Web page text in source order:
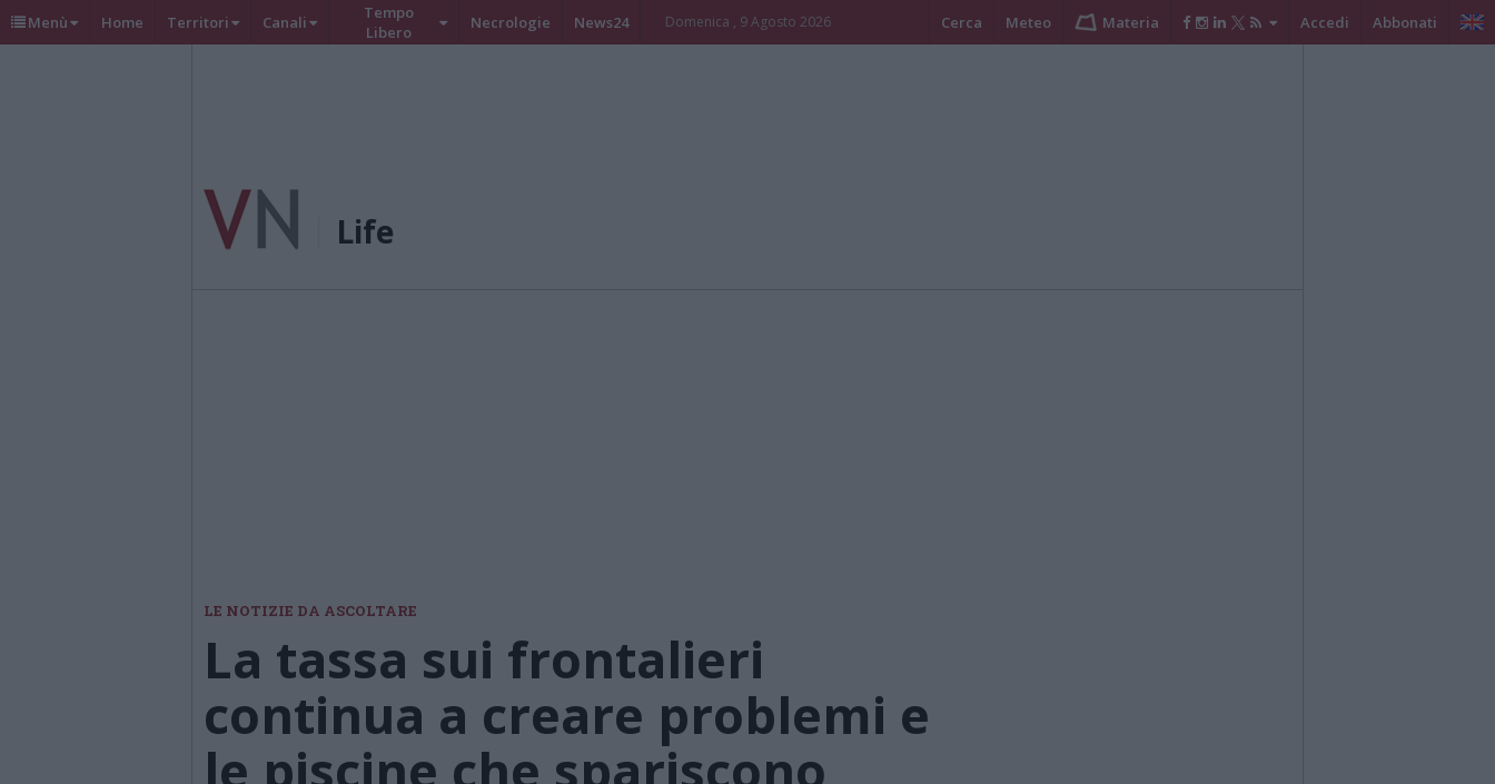
Menù Home Territori Canali
Tempo
Libero
Necrologie News24 Domenica , 9 Agosto 2026 Cerca Meteo Materia Accedi Abbonati
Life
LE NOTIZIE DA ASCOLTARE
La tassa sui frontalieri
continua a creare problemi e
le piscine che spariscono